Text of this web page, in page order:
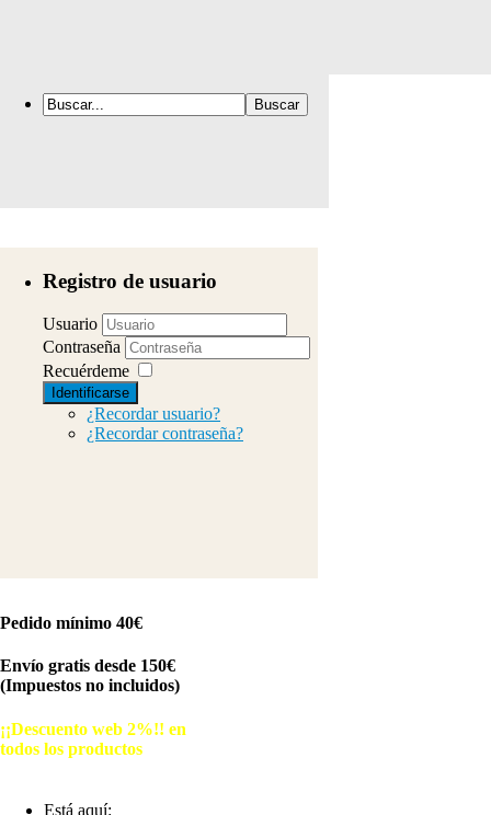
Registro de usuario
Usuario
Contraseña
Recuérdeme
Identificarse
¿Recordar usuario?
¿Recordar contraseña?
Pedido mínimo 40€
Envío gratis desde 150€
(Impuestos no incluidos)
¡¡Descuento web 2%!! en
todos los productos
Está aquí: